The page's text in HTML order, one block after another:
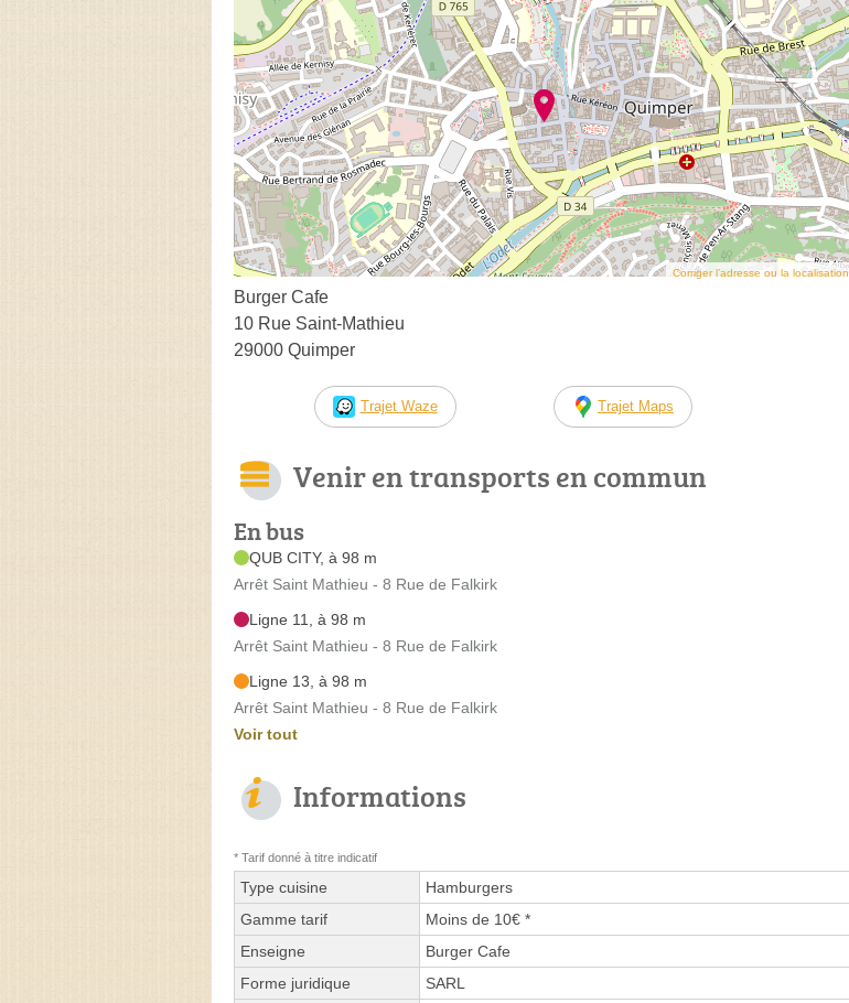
Corriger l’adresse ou la localisation
Burger Cafe
10 Rue Saint-Mathieu
29000 Quimper
Trajet Waze Trajet Maps
Venir en transports en commun
En bus
QUB CITY, à 98 m
Arrêt Saint Mathieu - 8 Rue de Falkirk
Ligne 11, à 98 m
Arrêt Saint Mathieu - 8 Rue de Falkirk
Ligne 13, à 98 m
Arrêt Saint Mathieu - 8 Rue de Falkirk
Voir tout
Informations
* Tarif donné à titre indicatif
Type cuisine
Hamburgers
Gamme tarif
Moins de 10€ *
Enseigne
Burger Cafe
Forme juridique
SARL